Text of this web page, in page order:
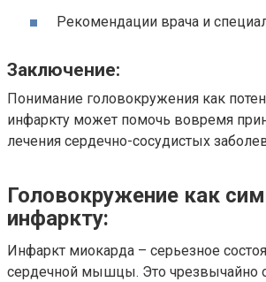
Рекомендации врача и
Заключение:
Понимание головокружения как
инфаркту может помочь вовремя
лечения сердечно-сосудистых
Головокружение как
инфаркту:
Инфаркт миокарда – серьезное
сердечной мышцы. Это чрезвычайно